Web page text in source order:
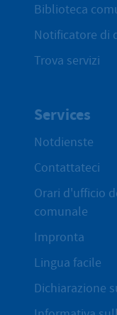
Biblioteca
Notificatore di
Trova servizi
Services
Notdienste
Contattateci
Orari d'ufficio
comunale
Impronta
Lingua facile
Dichiarazione